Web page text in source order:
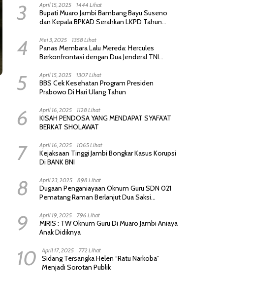
3 April 15, 2025 1444 Lihat
Bupati Muaro Jambi Bambang Bayu Suseno
dan Kepala BPKAD Serahkan LKPD Tahun
4 Mei 3, 2025 1358 Lihat
Panas Membara Lalu Mereda: Hercules
Berkonfrontasi dengan Dua Jenderal TNI
Permintaan Maaf
5 April 15, 2025 1307 Lihat
BBS Cek Kesehatan Program Presiden
Prabowo Di Hari Ulang Tahun
6 April 16, 2025 1128 Lihat
KISAH PENDOSA YANG MENDAPAT SYAFA’AT
BERKAT SHOLAWAT
7 April 16, 2025 1065 Lihat
Kejaksaan Tinggi Jambi Bongkar Kasus Korupsi
Di BANK BNI
8 April 23, 2025 898 Lihat
Dugaan Penganiayaan Oknum Guru SDN 021
Pematang Raman Berlanjut Dua Saksi
9 April 19, 2025 796 Lihat
MIRIS : TW Oknum Guru Di Muaro Jambi Aniaya
Anak Didiknya
10 April 17, 2025 772 Lihat
Sidang Tersangka Helen “Ratu Narkoba”
Menjadi Sorotan Publik